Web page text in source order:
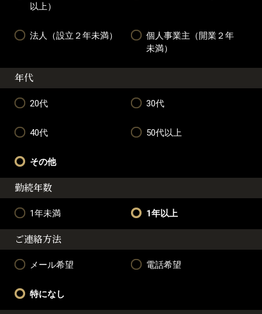
以上）
法人（設立２年未満）
個人事業主（開業２年
未満）
年代
20代 30代
40代 50代以上
その他
勤続年数
1年未満 1年以上
ご連絡方法
メール希望 電話希望
特になし